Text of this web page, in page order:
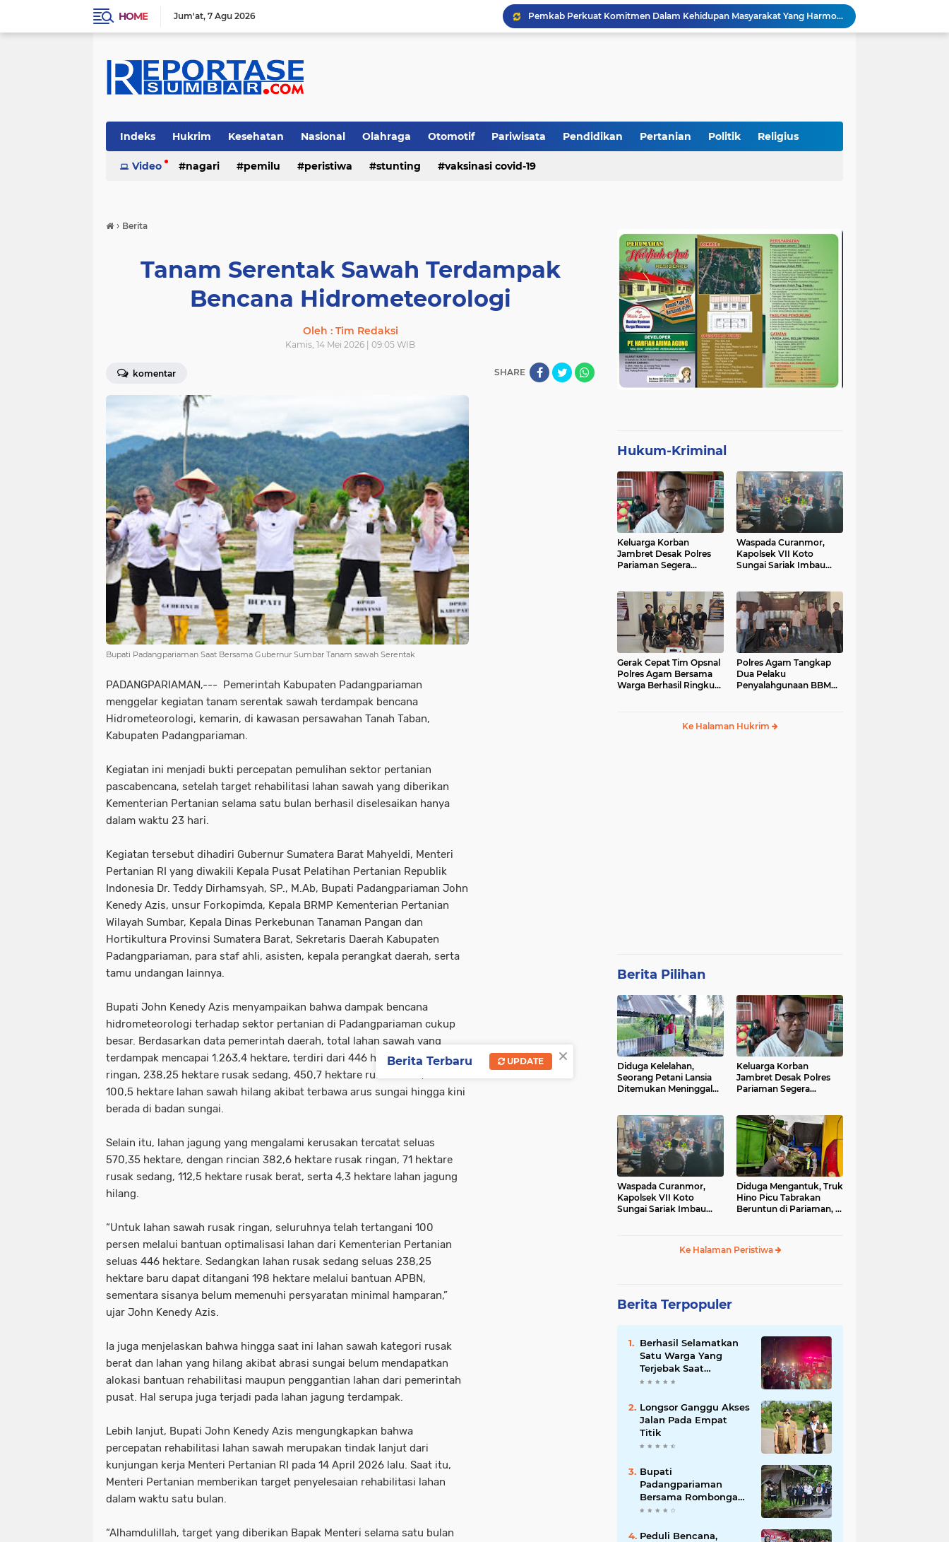
HOME Jum'at 7 Agu 2026
Pemkab Perkuat Komitmen Dalam Kehidupan Masyarakat Yang Harmonis
Diduga Akibat Puntung Rokok, Satu Pohon Cemara di Pantai Kata Pariaman Terbakar
Longsor Ganggu Akses Jalan Pada Empat Titik
Presiden Diminta Jadikan Pertemuan dengan Kepala Daerah sebagai Momentum Reformasi Sistemik
Indeks Hukrim Kesehatan Nasional Olahraga Otomotif Pariwisata Pendidikan Pertanian Politik Religius
Video nagari pemilu peristiwa stunting vaksinasi covid-19
› Berita
Tanam Serentak Sawah Terdampak
Bencana Hidrometeorologi
Oleh : Tim Redaksi
Kamis, 14 Mei 2026 | 09:05 WIB
komentar SHARE
Bupati Padangpariaman Saat Bersama Gubernur Sumbar Tanam sawah Serentak
PADANGPARIAMAN,--- Pemerintah Kabupaten Padangpariaman
menggelar kegiatan tanam serentak sawah terdampak bencana
Hidrometeorologi, kemarin, di kawasan persawahan Tanah Taban,
Kabupaten Padangpariaman.
Kegiatan ini menjadi bukti percepatan pemulihan sektor pertanian
pascabencana, setelah target rehabilitasi lahan sawah yang diberikan
Kementerian Pertanian selama satu bulan berhasil diselesaikan hanya
dalam waktu 23 hari.
‎Kegiatan tersebut dihadiri Gubernur Sumatera Barat Mahyeldi, Menteri
Pertanian RI yang diwakili Kepala Pusat Pelatihan Pertanian Republik
Indonesia Dr. Teddy Dirhamsyah, SP., M.Ab, Bupati Padangpariaman John
Kenedy Azis, unsur Forkopimda, Kepala BRMP Kementerian Pertanian
Wilayah Sumbar, Kepala Dinas Perkebunan Tanaman Pangan dan
Hortikultura Provinsi Sumatera Barat, Sekretaris Daerah Kabupaten
Padangpariaman, para staf ahli, asisten, kepala perangkat daerah, serta
tamu undangan lainnya.
‎Bupati John Kenedy Azis menyampaikan bahwa dampak bencana
hidrometeorologi terhadap sektor pertanian di Padangpariaman cukup
besar. Berdasarkan data pemerintah daerah, total lahan sawah yang
terdampak mencapai 1.263,4 hektare, terdiri dari 446 hektare rusak
ringan, 238,25 hektare rusak sedang, 450,7 hektare rusak berat, dan
100,5 hektare lahan sawah hilang akibat terbawa arus sungai hingga kini
berada di badan sungai.
‎Selain itu, lahan jagung yang mengalami kerusakan tercatat seluas
570,35 hektare, dengan rincian 382,6 hektare rusak ringan, 71 hektare
rusak sedang, 112,5 hektare rusak berat, serta 4,3 hektare lahan jagung
hilang.
‎“Untuk lahan sawah rusak ringan, seluruhnya telah tertangani 100
persen melalui bantuan optimalisasi lahan dari Kementerian Pertanian
seluas 446 hektare. Sedangkan lahan rusak sedang seluas 238,25
hektare baru dapat ditangani 198 hektare melalui bantuan APBN,
sementara sisanya belum memenuhi persyaratan minimal hamparan,”
ujar John Kenedy Azis.
‎Ia juga menjelaskan bahwa hingga saat ini lahan sawah kategori rusak
berat dan lahan yang hilang akibat abrasi sungai belum mendapatkan
alokasi bantuan rehabilitasi maupun penggantian lahan dari pemerintah
pusat. Hal serupa juga terjadi pada lahan jagung terdampak.
‎Lebih lanjut, Bupati John Kenedy Azis mengungkapkan bahwa
percepatan rehabilitasi lahan sawah merupakan tindak lanjut dari
kunjungan kerja Menteri Pertanian RI pada 14 April 2026 lalu. Saat itu,
Menteri Pertanian memberikan target penyelesaian rehabilitasi lahan
dalam waktu satu bulan.
‎“Alhamdulillah, target yang diberikan Bapak Menteri selama satu bulan
Hukum-Kriminal
Keluarga Korban
Jambret Desak Polres
Pariaman Segera
Waspada Curanmor,
Kapolsek VII Koto
Sungai Sariak Imbau
Gerak Cepat Tim Opsnal
Polres Agam Bersama
Warga Berhasil Ringkus
Polres Agam Tangkap
Dua Pelaku
Penyalahgunaan BBM
Ke Halaman Hukrim
Berita Pilihan
Diduga Kelelahan,
Seorang Petani Lansia
Ditemukan Meninggal
Keluarga Korban
Jambret Desak Polres
Pariaman Segera
Waspada Curanmor,
Kapolsek VII Koto
Sungai Sariak Imbau
Diduga Mengantuk, Truk
Hino Picu Tabrakan
Beruntun di Pariaman, 5
Ke Halaman Peristiwa
Berita Terpopuler
Berhasil Selamatkan
Satu Warga Yang
Terjebak Saat
Kebakaran
Longsor Ganggu Akses
Jalan Pada Empat
Titik
Bupati
Padangpariaman
Bersama Rombongan
Jemput Aspirasi
Peduli Bencana,
×
Berita Terbaru UPDATE